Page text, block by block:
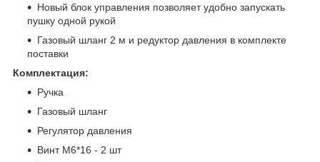
Новый блок управления позволяет удобно запускать
пушку одной рукой
Газовый шланг 2 м и редуктор давления в комплекте
поставки
Комплектация:
Ручка
Газовый шланг
Регулятор давления
Винт М6*16 - 2 шт